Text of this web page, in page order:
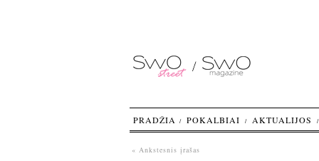
« Ankstesnis įrašas
PRADŽIA POKALBIAI AKTUALIJOS